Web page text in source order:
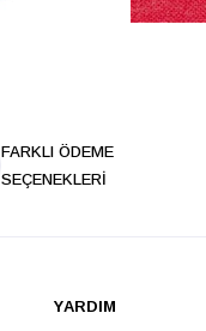
FARKLI ÖDEME
SEÇENEKLERİ
YARDIM